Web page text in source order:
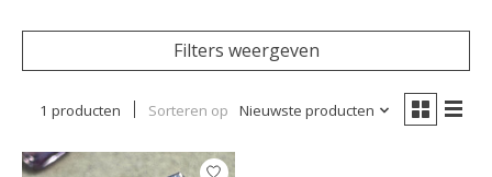
Filters weergeven
1 producten Sorteren op Nieuwste producten